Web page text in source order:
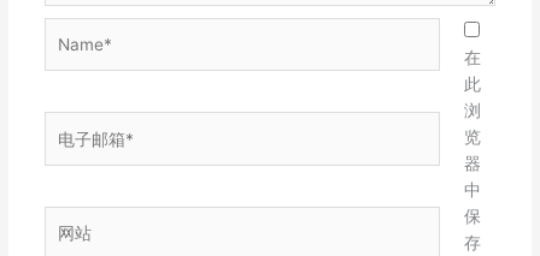
子
箱
站
在
此
浏
览
器
中
保
存